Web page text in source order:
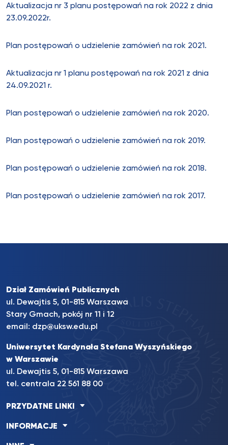
Aktualizacja nr 3 planu postępowań na rok 2022 z dnia
23.09.2022r.
Plan postępowań o udzielenie zamówień na rok 2021.
Aktualizacja nr 1 planu postępowań na rok 2021 z dnia
24.09.2021 r.
Plan postępowań o udzielenie zamówień na rok 2020.
Plan postępowań o udzielenie zamówień na rok 2019.
Plan postępowań o udzielenie zamówień na rok 2018.
Plan postępowań o udzielenie zamówień na rok 2017.
Dział Zamówień Publicznych
ul. Dewajtis 5, 01-815 Warszawa
Stary Gmach, pokój nr 11 i 12
email: dzp@uksw.edu.pl
Uniwersytet Kardynała Stefana Wyszyńskiego
w Warszawie
ul. Dewajtis 5, 01-815 Warszawa
tel. centrala 22 561 88 00
PRZYDATNE LINKI
INFORMACJE